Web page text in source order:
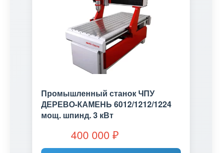
Промышленный станок ЧПУ
ДЕРЕВО-КАМЕНЬ 6012/1212/1224
мощ. шпинд. 3 кВт
400 000 ₽